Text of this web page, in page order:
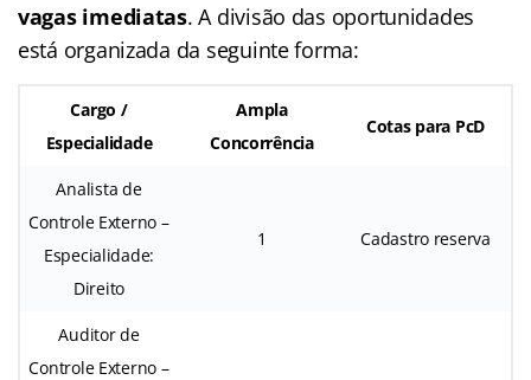
vagas imediatas. A divisão das oportunidades
está organizada da seguinte forma:
Cargo /
Especialidade
Ampla
Concorrência
Cotas para PcD
Analista de
Controle Externo –
Especialidade:
Direito
1 Cadastro reserva
Auditor de
Controle Externo –